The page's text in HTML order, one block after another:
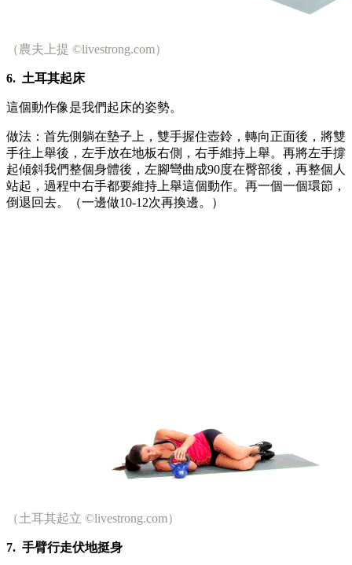
（農夫上提 ©livestrong.com）
6. 土耳其起床
這個動作像是我們起床的姿勢。
做法：首先側躺在墊子上，雙手握住壺鈴，轉向正面後，將雙
手往上舉後，左手放在地板右側，右手維持上舉。再將左手撐
起傾斜我們整個身體後，左腳彎曲成90度在臀部後，再整個人
站起，過程中右手都要維持上舉這個動作。再一個一個環節，
倒退回去。（一邊做10-12次再換邊。）
（土耳其起立 ©livestrong.com）
7. 手臂行走伏地挺身